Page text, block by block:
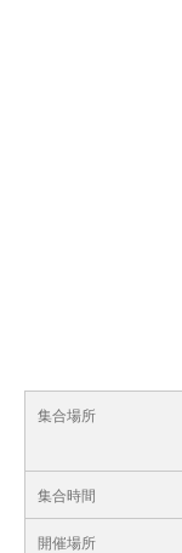
集合場所
集合時間
開催場所